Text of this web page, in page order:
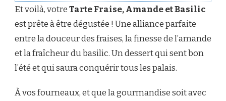
Et voilà, votreTarte Fraise, Amande et Basilic
est prête à être dégustée ! Une alliance parfaite
entre la douceur des fraises, la finesse de l’amande
et la fraîcheur du basilic. Un dessert qui sent bon
l’été et qui saura conquérir tous les palais.
À vos fourneaux, et que la gourmandise soit avec